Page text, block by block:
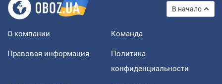
В начало
О компании Команда
Правовая информация
Политика
конфиденциальности